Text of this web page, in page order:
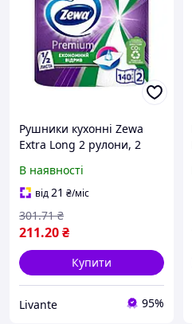
Рушники кухонні Zewa
Extra Long 2 рулони, 2
В наявності
від21 ₴/міс
211.20₴
301.71 ₴
Купити
Livante 95%